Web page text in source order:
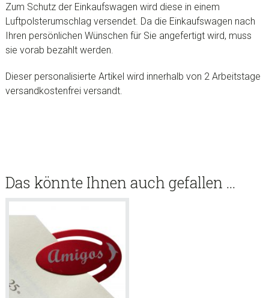
Zum Schutz der Einkaufswagen wird diese in einem
Luftpolsterumschlag versendet. Da die Einkaufswagen nach
Ihren persönlichen Wünschen für Sie angefertigt wird, muss
sie vorab bezahlt werden.
Dieser personalisierte Artikel wird innerhalb von 2 Arbeitstage
versandkostenfrei versandt.
Das könnte Ihnen auch gefallen …